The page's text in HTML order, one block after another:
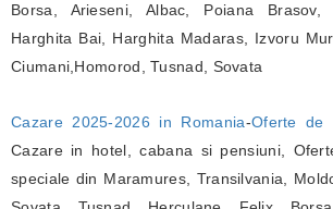
Borsa, Arieseni, Albac, Poiana Brasov,
Harghita Bai, Harghita Madaras, Izvoru
Ciumani,Homorod, Tusnad, Sovata
Cazare 2025-2026 in Romania-Oferte de
Cazare in hotel, cabana si pensiuni,
speciale din Maramures, Transilvania,